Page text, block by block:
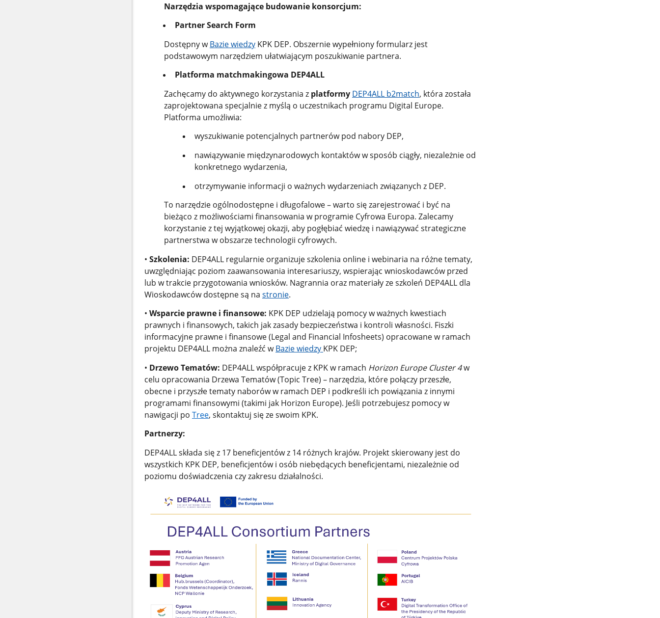
Narzędzia wspomagające budowanie konsorcjum:
Partner Search Form
Dostępny wBazie wiedzyKPK DEP. Obszernie wypełniony formularz jest
podstawowym narzędziem ułatwiającym poszukiwanie partnera.
Platforma matchmakingowa DEP4ALL
Zachęcamy do aktywnego korzystania z platformy DEP4ALL b2match, która została
zaprojektowana specjalnie z myślą o uczestnikach programu Digital Europe.
Platforma umożliwia:
wyszukiwanie potencjalnych partnerów pod nabory DEP,
nawiązywanie międzynarodowych kontaktów w sposób ciągły, niezależnie od
konkretnego wydarzenia,
otrzymywanie informacji o ważnych wydarzeniach związanych z DEP.
To narzędzie ogólnodostępne i długofalowe – warto się zarejestrować i być na
bieżąco z możliwościami finansowania w programie Cyfrowa Europa. Zalecamy
korzystanie z tej wyjątkowej okazji, aby pogłębiać wiedzę i nawiązywać strategiczne
partnerstwa w obszarze technologii cyfrowych.
• Szkolenia: DEP4ALL regularnie organizuje szkolenia online i webinaria na różne tematy,
uwzględniając poziom zaawansowania interesariuszy, wspierając wnioskodawców przed
lub w trakcie przygotowania wniosków. Nagrannia oraz materiały ze szkoleń DEP4ALL dla
Wioskodawców dostępne są na stronie.
• Wsparcie prawne i finansowe: KPK DEP udzielają pomocy w ważnych kwestiach
prawnych i finansowych, takich jak zasady bezpieczeństwa i kontroli własności. Fiszki
informacyjne prawne i finansowe (Legal and Financial Infosheets) opracowane w ramach
projektu DEP4ALL można znaleźć wBazie wiedzy KPK DEP;
• Drzewo Tematów: DEP4ALL współpracuje z KPK w ramach Horizon Europe Cluster 4w
celu opracowania Drzewa Tematów (Topic Tree) – narzędzia, które połączy przeszłe,
obecne i przyszłe tematy naborów w ramach DEP i podkreśli ich powiązania z innymi
programami finansowymi (takimi jak Horizon Europe). Jeśli potrzebujesz pomocy w
nawigacji po Tree, skontaktuj się ze swoim KPK.
Partnerzy:
DEP4ALL składa się z 17 beneficjentów z 14 różnych krajów. Projekt skierowany jest do
wszystkich KPK DEP, beneficjentów i osób niebędących beneficjentami, niezależnie od
poziomu doświadczenia czy zakresu działalności.